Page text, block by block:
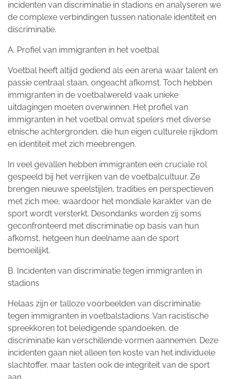
incidenten van discriminatie in stadions en analyseren we
de complexe verbindingen tussen nationale identiteit en
discriminatie.
A. Profiel van immigranten in het voetbal
Voetbal heeft altijd gediend als een arena waar talent en
passie centraal staan, ongeacht afkomst. Toch hebben
immigranten in de voetbalwereld vaak unieke
uitdagingen moeten overwinnen. Het profiel van
immigranten in het voetbal omvat spelers met diverse
etnische achtergronden, die hun eigen culturele rijkdom
en identiteit met zich meebrengen.
In veel gevallen hebben immigranten een cruciale rol
gespeeld bij het verrijken van de voetbalcultuur. Ze
brengen nieuwe speelstijlen, tradities en perspectieven
met zich mee, waardoor het mondiale karakter van de
sport wordt versterkt. Desondanks worden zij soms
geconfronteerd met discriminatie op basis van hun
afkomst, hetgeen hun deelname aan de sport
bemoeilijkt.
B. Incidenten van discriminatie tegen immigranten in
stadions
Helaas zijn er talloze voorbeelden van discriminatie
tegen immigranten in voetbalstadions. Van racistische
spreekkoren tot beledigende spandoeken, de
discriminatie kan verschillende vormen aannemen. Deze
incidenten gaan niet alleen ten koste van het individuele
slachtoffer, maar tasten ook de integriteit van de sport
aan.